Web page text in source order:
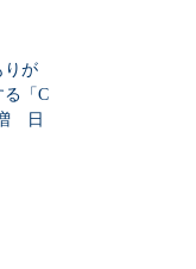
りが
る「C
日